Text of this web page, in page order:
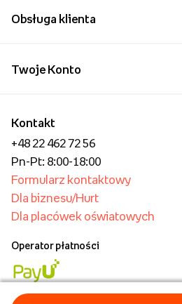
Obsługa klienta
Kontakt
+48 22 462 72 56
Pn-Pt: 8:00-18:00
Formularz kontaktowy
Dla biznesu/Hurt
Dla placówek oświatowych
Operator płatności
Twoje Konto